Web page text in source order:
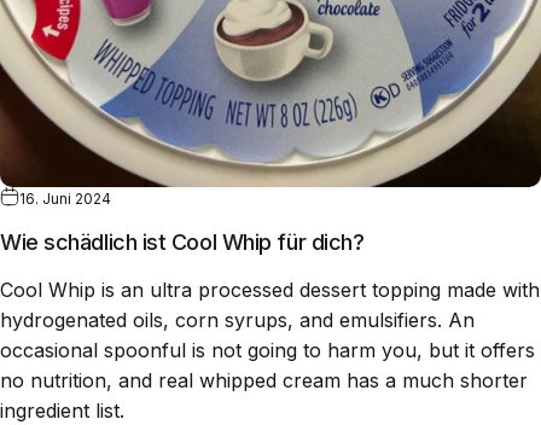
16. Juni 2024
Wie schädlich ist Cool Whip für dich?
Cool Whip is an ultra processed dessert topping made with
hydrogenated oils, corn syrups, and emulsifiers. An
occasional spoonful is not going to harm you, but it offers
no nutrition, and real whipped cream has a much shorter
ingredient list.